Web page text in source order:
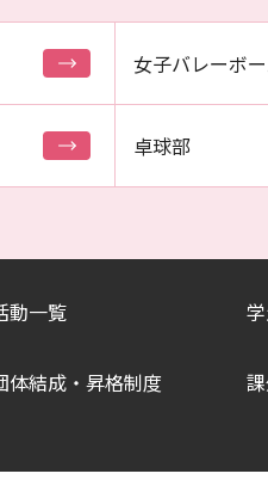
女子バレーボ
卓球部
動一覧
体結成・昇格制度